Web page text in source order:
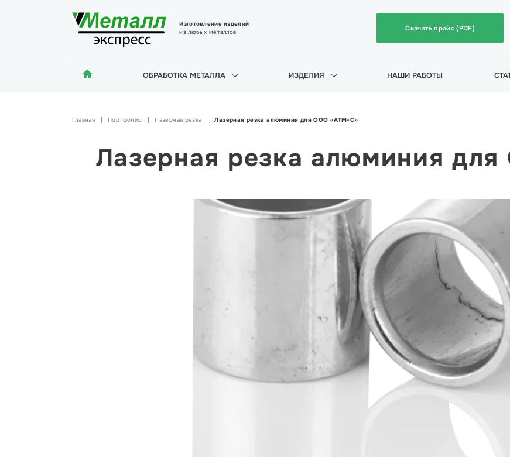
Изготовление изделий
из любых металлов
Скачать прайс (PDF)
ОБРАБОТКА МЕТАЛЛА ИЗДЕЛИЯ НАШИ РАБОТЫ
Главная Портфолио Лазерная резка Лазерная резка алюминия для ООО «АТМ-С»
Лазерная резка алюминия